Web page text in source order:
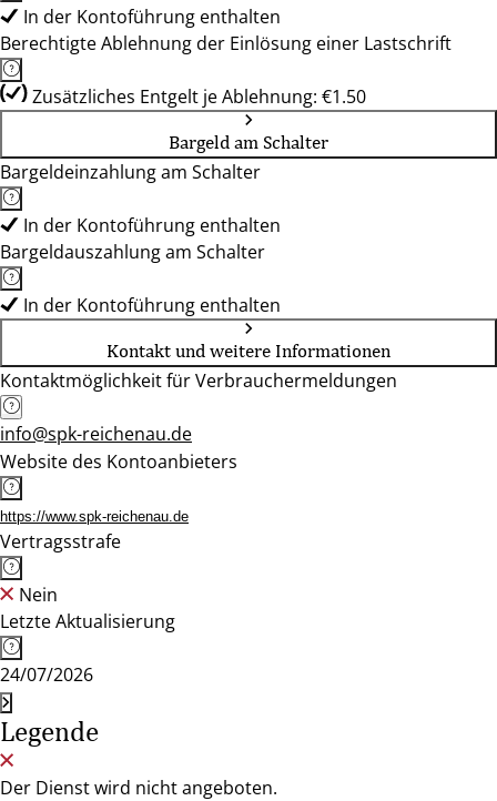
In der Kontoführung enthalten
Berechtigte Ablehnung der Einlösung einer Lastschrift
Zusätzliches Entgelt je Ablehnung: €1.50
Bargeld am Schalter
Bargeldeinzahlung am Schalter
In der Kontoführung enthalten
Bargeldauszahlung am Schalter
In der Kontoführung enthalten
Kontakt und weitere Informationen
Kontaktmöglichkeit für Verbrauchermeldungen
info@spk-reichenau.de
Website des Kontoanbieters
https://www.spk-reichenau.de
Vertragsstrafe
Nein
Letzte Aktualisierung
24/07/2026
Legende
Der Dienst wird nicht angeboten.